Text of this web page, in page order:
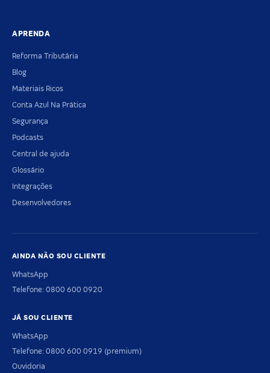
APRENDA
Reforma Tributária
Blog
Materiais Ricos
Conta Azul Na Prática
Segurança
Podcasts
Central de ajuda
Glossário
Integrações
Desenvolvedores
AINDA NÃO SOU CLIENTE
WhatsApp
Telefone: 0800 600 0920
JÁ SOU CLIENTE
WhatsApp
Telefone: 0800 600 0919 (premium)
Ouvidoria